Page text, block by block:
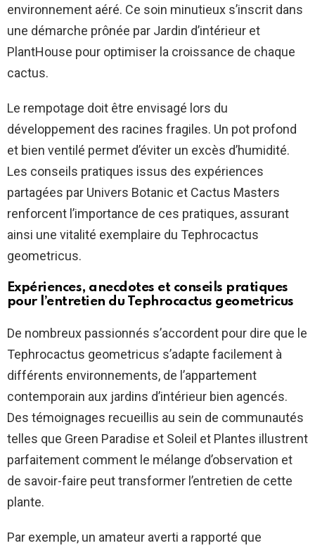
environnement aéré. Ce soin minutieux s’inscrit dans
une démarche prônée par Jardin d’intérieur et
PlantHouse pour optimiser la croissance de chaque
cactus.
Le rempotage doit être envisagé lors du
développement des racines fragiles. Un pot profond
et bien ventilé permet d’éviter un excès d’humidité.
Les conseils pratiques issus des expériences
partagées par Univers Botanic et Cactus Masters
renforcent l’importance de ces pratiques, assurant
ainsi une vitalité exemplaire du Tephrocactus
geometricus.
Expériences, anecdotes et conseils pratiques
pour l’entretien du Tephrocactus geometricus
De nombreux passionnés s’accordent pour dire que le
Tephrocactus geometricus s’adapte facilement à
différents environnements, de l’appartement
contemporain aux jardins d’intérieur bien agencés.
Des témoignages recueillis au sein de communautés
telles que Green Paradise et Soleil et Plantes illustrent
parfaitement comment le mélange d’observation et
de savoir-faire peut transformer l’entretien de cette
plante.
Par exemple, un amateur averti a rapporté que